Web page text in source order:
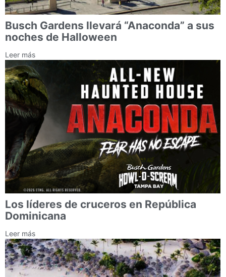
Busch Gardens llevará “Anaconda” a sus
noches de Halloween
Leer más
Los líderes de cruceros en República
Dominicana
Leer más